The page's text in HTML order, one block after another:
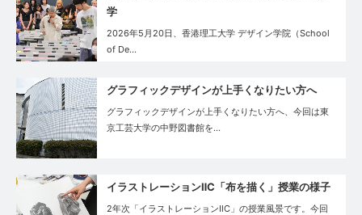
学
2026年5月20日、香港理工大学 デザイン学院（School
of De…
グラフィックデザインが上手くなりたい方へ
グラフィックデザインが上手くなりたい方へ、今回は東
京工芸大学の中野図書館を…
イラストレーションⅡC「布を描く」授業の様子
2年次「イラストレーションⅡC」の授業風景です。今回